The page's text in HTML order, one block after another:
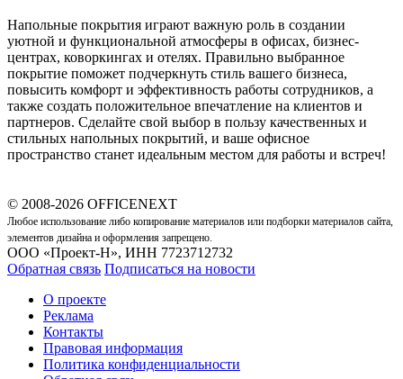
Напольные покрытия играют важную роль в создании
уютной и функциональной атмосферы в офисах, бизнес-
центрах, коворкингах и отелях. Правильно выбранное
покрытие поможет подчеркнуть стиль вашего бизнеса,
повысить комфорт и эффективность работы сотрудников, а
также создать положительное впечатление на клиентов и
партнеров. Сделайте свой выбор в пользу качественных и
стильных напольных покрытий, и ваше офисное
пространство станет идеальным местом для работы и встреч!
© 2008-2026 OFFICENEXT
Любое использование либо копирование материалов или подборки материалов сайта,
элементов дизайна и оформления запрещено.
ООО «Проект-Н», ИНН 7723712732
Обратная связь Подписаться на новости
О проекте
Реклама
Контакты
Правовая информация
Политика конфиденциальности